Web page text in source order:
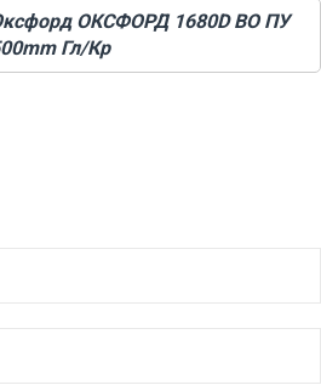
ОКСФОРД 1680D ВО ПУ
Гл/Кр